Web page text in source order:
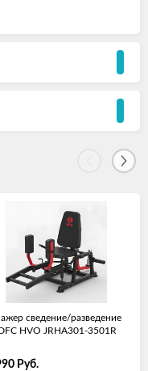
сведение/разведение
HVO JRHA301-3501R
Руб.